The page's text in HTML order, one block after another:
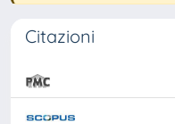
Citazioni